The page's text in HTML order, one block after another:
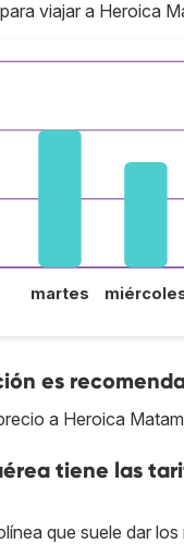
viajar a Heroica
martes
es
a Heroica
tiene las
que suele dar